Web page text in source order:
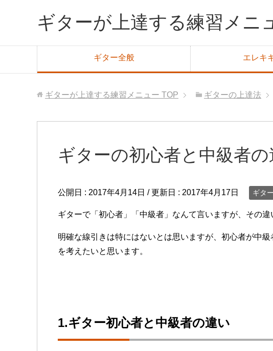
ギターが上達する練習メニ
ギター全般 エレキ
ギターが上達する練習メニュー TOP ギターの上達法
ギターの初心者と中級者の
公開日 : 2017年4月14日 / 更新日 : 2017年4月17日 ギタ
ギターで「初心者」「中級者」なんて言いますが、その違
明確な線引きは特にはないとは思いますが、初心者が中
を考えたいと思います。
1.ギター初心者と中級者の違い